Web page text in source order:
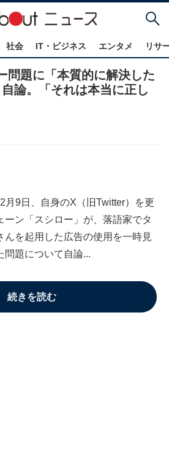
社会 IT・ビジネス エンタメ リサ
問題に「本質的に解決した
論。「それは本当に正し
月9日、自身のX（旧Twitter）を更
ーン「スシロー」が、落語家でタ
んを起用した広告の使用を一時見
問題について自論...
続きを読む